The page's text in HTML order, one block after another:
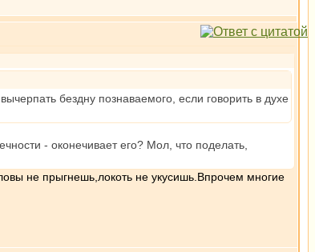
бездну познаваемого, если говорить в духе
- оконечивает его? Мол, что поделать,
не прыгнешь,локоть не укусишь.Впрочем многие